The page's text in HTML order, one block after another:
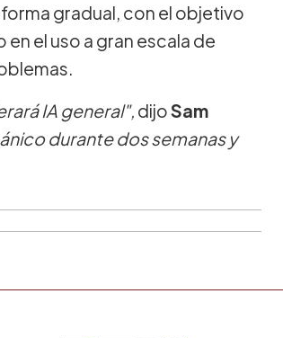
gradual, con el objetivo
el uso a gran escala de
IA general", dijoSam
durante dos semanas y